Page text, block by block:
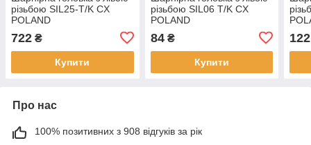
різьбою SIL25-T/K CX
POLAND
722 ₴
Купити
різьбою SIL06 T/K CX
POLAND
84₴
Купити
122
Про нас
100% позитивних з 908 відгуків за рік